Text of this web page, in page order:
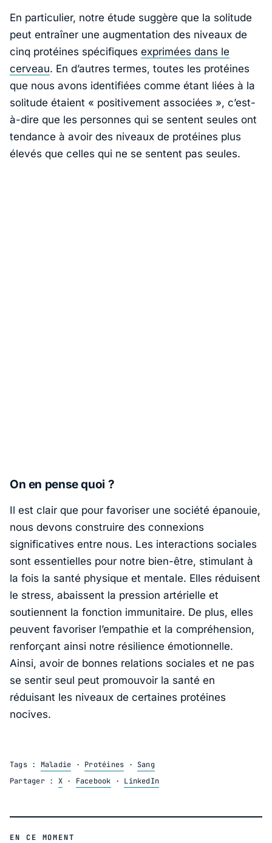
En particulier, notre étude suggère que la solitude
peut entraîner une augmentation des niveaux de
cinq protéines spécifiques exprimées dans le
cerveau. En d’autres termes, toutes les protéines
que nous avons identifiées comme étant liées à la
solitude étaient « positivement associées », c’est-
à-dire que les personnes qui se sentent seules ont
tendance à avoir des niveaux de protéines plus
élevés que celles qui ne se sentent pas seules.
On en pense quoi ?
Il est clair que pour favoriser une société épanouie,
nous devons construire des connexions
significatives entre nous. Les interactions sociales
sont essentielles pour notre bien-être, stimulant à
la fois la santé physique et mentale. Elles réduisent
le stress, abaissent la pression artérielle et
soutiennent la fonction immunitaire. De plus, elles
peuvent favoriser l’empathie et la compréhension,
renforçant ainsi notre résilience émotionnelle.
Ainsi, avoir de bonnes relations sociales et ne pas
se sentir seul peut promouvoir la santé en
réduisant les niveaux de certaines protéines
nocives.
Tags : Maladie · Protéines · Sang
Partager : X· Facebook · LinkedIn
EN CE MOMENT